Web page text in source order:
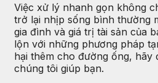
Việc xử lý nhanh gọn không
trở lại nhịp sống bình thường
gia đình và giá trị tài sản của
lộn với những phương pháp
hại thêm cho đường ống, hãy
chúng tôi giúp bạn.